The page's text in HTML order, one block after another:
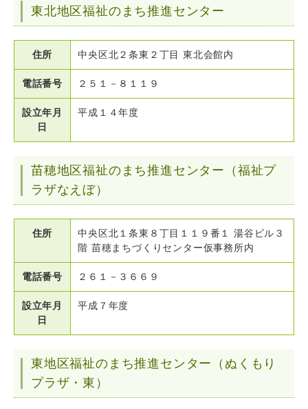
東北地区福祉のまち推進センター
住所 中央区北２条東２丁目 東北会館内
電話番号 ２５１－８１１９
設立年月
日
平成１４年度
苗穂地区福祉のまち推進センター（福祉プ
ラザなえぼ）
住所
中央区北１条東８丁目１１９番１ 湯谷ビル３
階 苗穂まちづくりセンター仮事務所内
電話番号 ２６１－３６６９
設立年月
日
平成７年度
東地区福祉のまち推進センター（ぬくもり
プラザ・東）